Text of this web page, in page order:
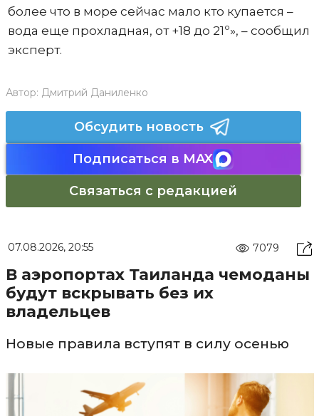
более что в море сейчас мало кто купается –
вода еще прохладная, от +18 до 21º», – сообщил
эксперт.
Автор: Дмитрий Даниленко
Обсудить новость
Подписаться в MAX
Связаться с редакцией
07.08.2026, 20:55 7079
В аэропортах Таиланда чемоданы
будут вскрывать без их
владельцев
Новые правила вступят в силу осенью